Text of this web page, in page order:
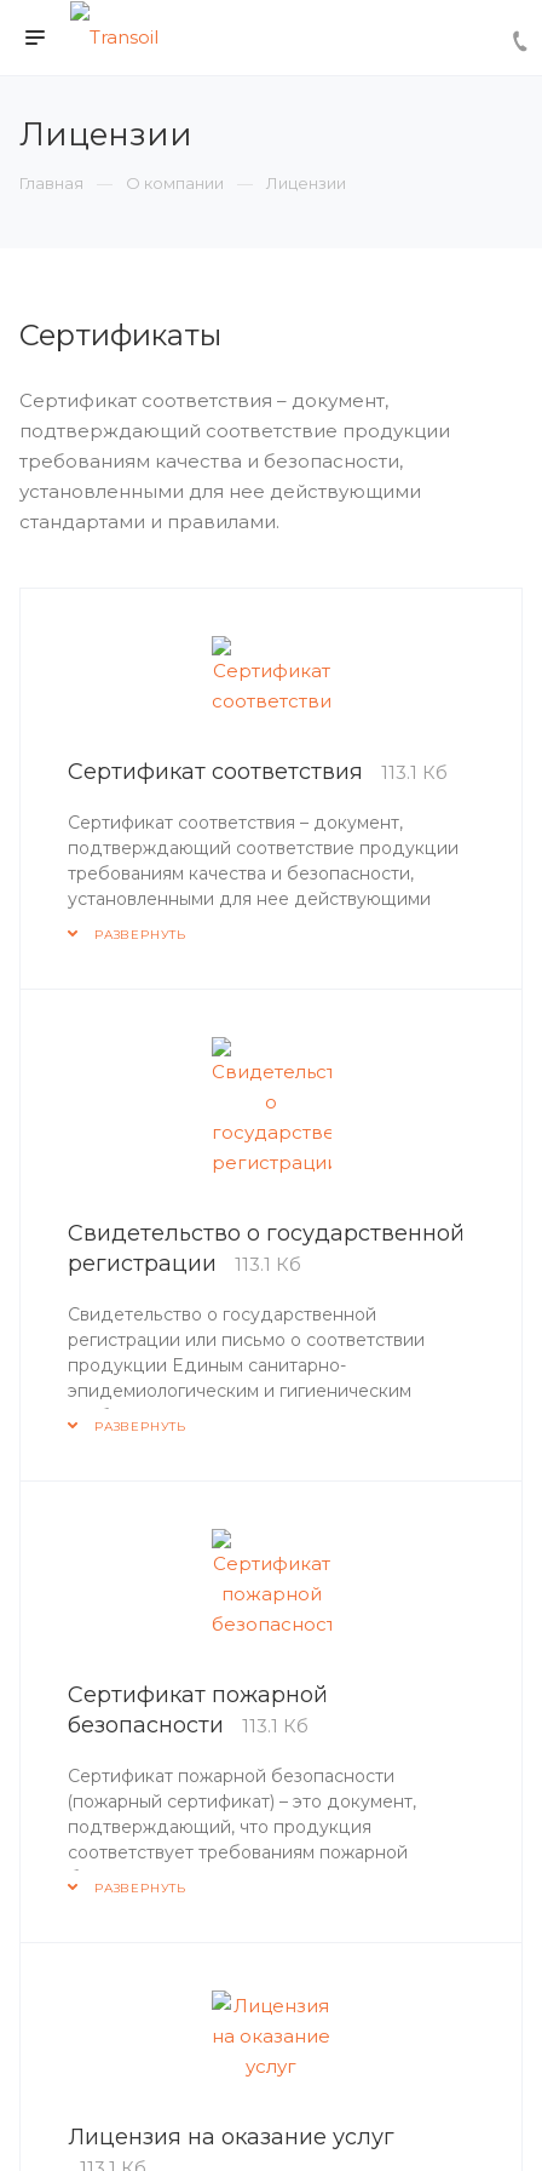
Лицензии
Главная О компании Лицензии
Сертификаты
Сертификат соответствия – документ,
подтверждающий соответствие продукции
требованиям качества и безопасности,
установленными для нее действующими
стандартами и правилами.
Сертификат соответствия 113.1 Кб
Сертификат соответствия – документ,
подтверждающий соответствие продукции
требованиям качества и безопасности,
установленными для нее действующими
РАЗВЕРНУТЬ
Свидетельство о государственной
регистрации
113.1 Кб
Свидетельство о государственной
регистрации или письмо о соответствии
продукции Единым санитарно-
эпидемиологическим и гигиеническим
требованиям – документ, подтверждающий,
РАЗВЕРНУТЬ
Сертификат пожарной
безопасности
113.1 Кб
Сертификат пожарной безопасности
(пожарный сертификат) – это документ,
подтверждающий, что продукция
соответствует требованиям пожарной
безопасности.
РАЗВЕРНУТЬ
Лицензия на оказание услуг